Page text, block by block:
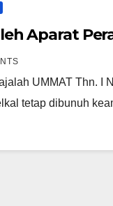
Aparat
UMMAT Thn. I
tetap dibunuh